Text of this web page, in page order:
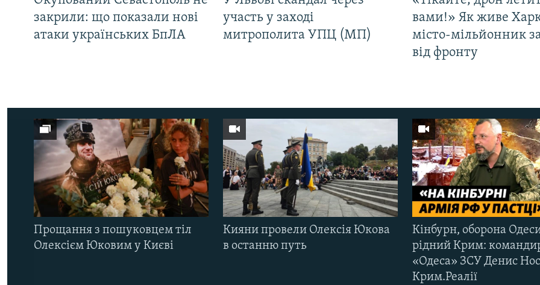
закрили: що показали нові
атаки українських БпЛА
участь у заході
митрополита УПЦ (МП)
вами!» Як живе
місто-мільйонник
від фронту
Прощання з пошуковцем тіл
Олексієм Юковим у Києві
Кияни провели Олексія Юкова
в останню путь
Кінбурн, оборона
рідний Крим:
«Одеса» ЗСУ Денис
Крим.Реалії